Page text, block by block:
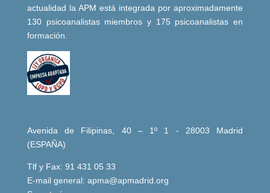
actualidad la APM está integrada por aproximadamente
130 psicoanalistas miembros y 175 psicoanalistas en
formación.
Avenida de Filipinas, 40 – 1º 1 - 28003 Madrid
(ESPAÑA)
Tlf y Fax: 91 431 05 33
E-mail general: apma@apmadrid.org